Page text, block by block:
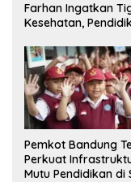
Farhan Ingatkan
Kesehatan,
Pemkot Bandung
Perkuat
Mutu Pendidikan di